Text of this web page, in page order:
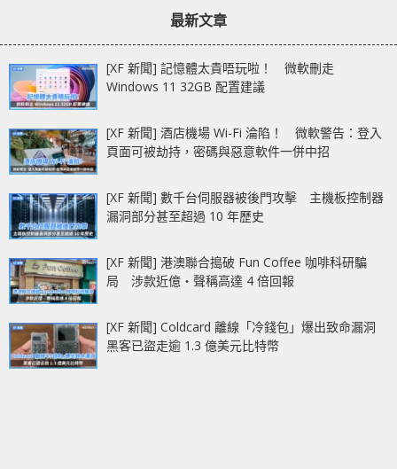
最新文章
[XF 新聞] 記憶體太貴唔玩啦！ 微軟刪走
Windows 11 32GB 配置建議
[XF 新聞] 酒店機場 Wi-Fi 淪陷！ 微軟警告：登入
頁面可被劫持，密碼與惡意軟件一併中招
[XF 新聞] 數千台伺服器被後門攻擊 主機板控制器
漏洞部分甚至超過 10 年歷史
[XF 新聞] 港澳聯合搗破 Fun Coffee 咖啡科研騙
局 涉款近億‧聲稱高達 4 倍回報
[XF 新聞] Coldcard 離線「冷錢包」爆出致命漏洞
黑客已盜走逾 1.3 億美元比特幣